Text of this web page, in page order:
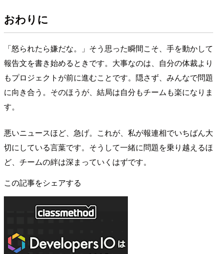
おわりに
「怒られたら嫌だな。」そう思った瞬間こそ、手を動かして
報告文を書き始めるときです。大事なのは、自分の体裁より
もプロジェクトが前に進むことです。隠さず、みんなで問題
に向き合う。そのほうが、結局は自分もチームも楽になりま
す。
悪いニュースほど、急げ。これが、私が報連相でいちばん大
切にしている言葉です。そうして一緒に問題を乗り越えるほ
ど、チームの絆は深まっていくはずです。
この記事をシェアする